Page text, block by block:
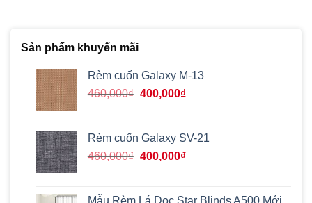
Sản phẩm khuyến mãi
Rèm cuốn Galaxy M-13
460,000₫ Giá
460,000₫.
400,000₫Giá
là:
400,000₫.
Rèm cuốn Galaxy SV-21
460,000₫ Giá
460,000₫.
400,000₫Giá
là:
Mẫu Rèm Lá Dọc Star Blinds A500 Mới